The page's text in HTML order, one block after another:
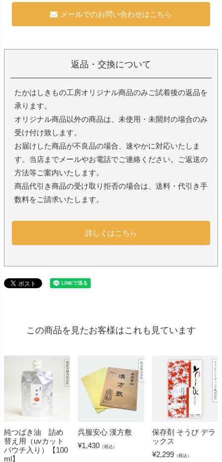
メールでのお問い合わせはこちら
返品・交換について
たかはしきもの工房オリジナル商品のみご試着後の返品を
承ります。
オリジナル商品以外の商品は、未使用・未開封の場合のみ
受け付け致します。
お届けした商品が不良品の場合、速やかに対応いたしま
す。当店までメールやお電話でご連絡ください。ご返送の
方法等ご案内いたします。
商品代引き商品の受け取り拒否の場合は、送料・代引き手
数料をご請求いたします。
詳しくはこちら
この商品を見たお客様はこれも見ています
純つばき油 詰め
替え用（uvカット
パウチ入り）【100
ml】
呉服安心 漢方敷
¥1,430 （税込）
保存剤 そうび デラ
ックス
¥2,299（税込）